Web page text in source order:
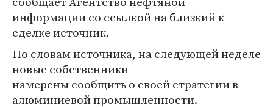
информации со ссылкой на близкий к
сделке источник.
По словам источника, на следующей неделе
новые собственники
намерены сообщить о своей стратегии в
алюминиевой промышленности.